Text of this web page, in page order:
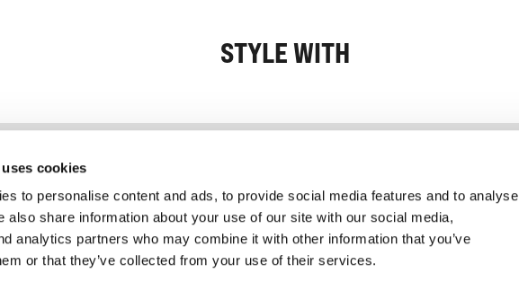
cookies
to personalise content and ads, to provide social media features and to analyse
also share information about your use of our site with our social media,
analytics partners who may combine it with other information that you’ve
or that they’ve collected from your use of their services.
STYLE WITH